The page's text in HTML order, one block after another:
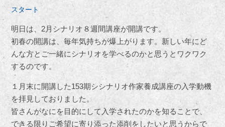
スタート
明日は、2月シナリオ８週間講座が開講です。
初春の開講は、毎年気持ちが爆上がります。新しい年にど
んな方とご一緒にシナリオを学べるのかと思うとワクワク
するのです。
１月末に開講した153期シシナリオ作家養成講座の入学動機
を拝見しておりました。
皆さんがなにを目的にして入学されたのかを知ることで、
できる限りご希望に寄り添った添削をしたいと思うからで